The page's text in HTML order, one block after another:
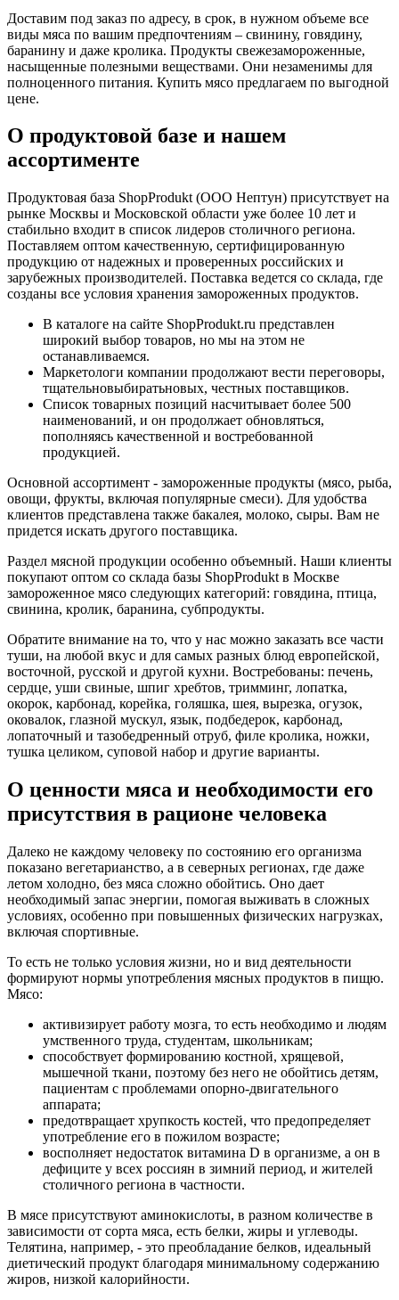
Доставим под заказ по адресу, в срок, в нужном объеме все
виды мяса по вашим предпочтениям – свинину, говядину,
баранину и даже кролика. Продукты свежезамороженные,
насыщенные полезными веществами. Они незаменимы для
полноценного питания. Купить мясо предлагаем по выгодной
цене.
О продуктовой базе и нашем
ассортименте
Продуктовая база ShopProdukt (ООО Нептун) присутствует на
рынке Москвы и Московской области уже более 10 лет и
стабильно входит в список лидеров столичного региона.
Поставляем оптом качественную, сертифицированную
продукцию от надежных и проверенных российских и
зарубежных производителей. Поставка ведется со склада, где
созданы все условия хранения замороженных продуктов.
В каталоге на сайте ShopProdukt.ru представлен
широкий выбор товаров, но мы на этом не
останавливаемся.
Маркетологи компании продолжают вести переговоры,
тщательновыбиратьновых, честных поставщиков.
Список товарных позиций насчитывает более 500
наименований, и он продолжает обновляться,
пополняясь качественной и востребованной
продукцией.
Основной ассортимент - замороженные продукты (мясо, рыба,
овощи, фрукты, включая популярные смеси). Для удобства
клиентов представлена также бакалея, молоко, сыры. Вам не
придется искать другого поставщика.
Раздел мясной продукции особенно объемный. Наши клиенты
покупают оптом со склада базы ShopProdukt в Москве
замороженное мясо следующих категорий: говядина, птица,
свинина, кролик, баранина, субпродукты.
Обратите внимание на то, что у нас можно заказать все части
туши, на любой вкус и для самых разных блюд европейской,
восточной, русской и другой кухни. Востребованы: печень,
сердце, уши свиные, шпиг хребтов, тримминг, лопатка,
окорок, карбонад, корейка, голяшка, шея, вырезка, огузок,
оковалок, глазной мускул, язык, подбедерок, карбонад,
лопаточный и тазобедренный отруб, филе кролика, ножки,
тушка целиком, суповой набор и другие варианты.
О ценности мяса и необходимости его
присутствия в рационе человека
Далеко не каждому человеку по состоянию его организма
показано вегетарианство, а в северных регионах, где даже
летом холодно, без мяса сложно обойтись. Оно дает
необходимый запас энергии, помогая выживать в сложных
условиях, особенно при повышенных физических нагрузках,
включая спортивные.
То есть не только условия жизни, но и вид деятельности
формируют нормы употребления мясных продуктов в пищю.
Мясо:
активизирует работу мозга, то есть необходимо и людям
умственного труда, студентам, школьникам;
способствует формированию костной, хрящевой,
мышечной ткани, поэтому без него не обойтись детям,
пациентам с проблемами опорно-двигательного
аппарата;
предотвращает хрупкость костей, что предопределяет
употребление его в пожилом возрасте;
восполняет недостаток витамина D в организме, а он в
дефиците у всех россиян в зимний период, и жителей
столичного региона в частности.
В мясе присутствуют аминокислоты, в разном количестве в
зависимости от сорта мяса, есть белки, жиры и углеводы.
Телятина, например, - это преобладание белков, идеальный
диетический продукт благодаря минимальному содержанию
жиров, низкой калорийности.